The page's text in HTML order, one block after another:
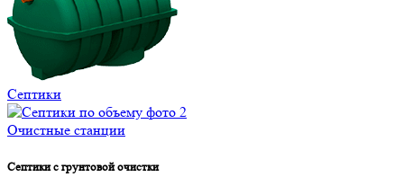
Септики
Очистные станции
Септики с грунтовой очистки